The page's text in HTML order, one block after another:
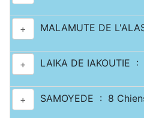
+ MALAMUTE DE
+ LAIKA DE IAKOUTIE
+ SAMOYEDE : 8